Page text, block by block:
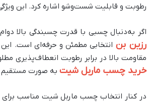
رطوبت و قابلیت شست‌وشو اشاره کرد. این
اگر به‌دنبال چسبی با قدرت چسبندگی بالا
رزین بن انتخابی مطمئن و حرفه‌ای است.
مقاومت بالا در برابر رطوبت انعطاف‌پذیری
خرید چسب ماربل شیت به صورت مستقیم
در کنار انتخاب چسب ماربل شیت مناسب برای